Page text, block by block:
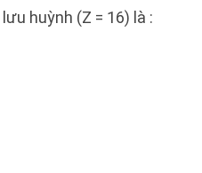
huỳnh (Z = 16) là :